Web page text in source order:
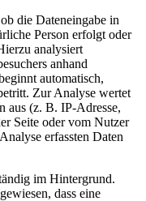
die Dateneingabe in
Person erfolgt oder
analysiert
anhand
automatisch,
Zur Analyse wertet
aus (z. B. IP-Adresse,
Seite oder vom Nutzer
erfassten Daten
im Hintergrund.
dass eine